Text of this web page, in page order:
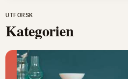
UTFORSK
Kategorien